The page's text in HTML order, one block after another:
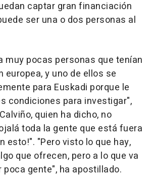
captar gran financiación
ser una o dos personas al
muy pocas personas que tenían
y uno de ellos se
para Euskadi porque le
condiciones para investigar",
quien ha dicho, no
toda la gente que está fuera
esto!". "Pero visto lo que hay,
que ofrecen, pero a lo que va
poca gente", ha apostillado.